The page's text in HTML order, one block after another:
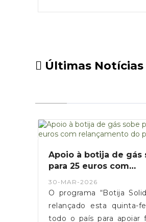
Últimas Notícias
Apoio à botija de gás
para 25 euros com
30-MAR-2026
O programa “Botija
relançado esta quinta-
todo o país para apoiar